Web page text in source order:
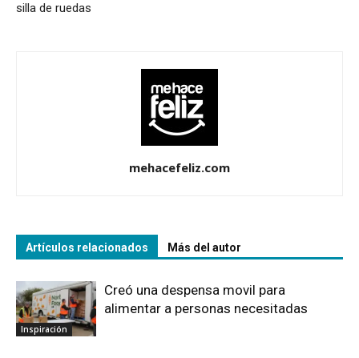
silla de ruedas
mehacefeliz.com
Artículos relacionados Más del autor
Inspiración
Creó una despensa movil para
alimentar a personas necesitadas